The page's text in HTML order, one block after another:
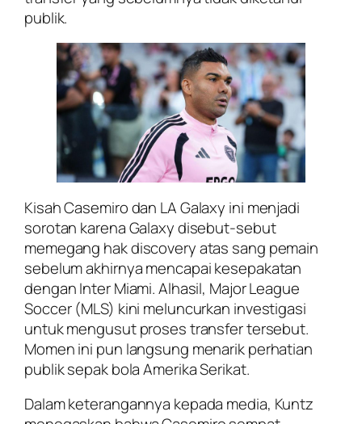
publik.
Kisah Casemiro dan LA Galaxy ini menjadi
sorotan karena Galaxy disebut-sebut
memegang hak discovery atas sang pemain
sebelum akhirnya mencapai kesepakatan
dengan Inter Miami. Alhasil, Major League
Soccer (MLS) kini meluncurkan investigasi
untuk mengusut proses transfer tersebut.
Momen ini pun langsung menarik perhatian
publik sepak bola Amerika Serikat.
Dalam keterangannya kepada media, Kuntz